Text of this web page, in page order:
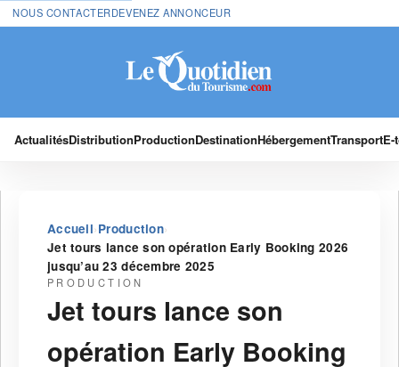
NOUS CONTACTERDEVENEZ ANNONCEUR
ActualitésDistributionProductionDestinationHébergementTransport
Accueil›Production›
Jet tours lance son opération Early Booking 2026
jusqu’au 23 décembre 2025
PRODUCTION
Jet tours lance son
opération Early Booking